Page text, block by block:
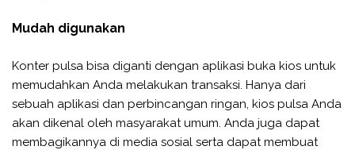
Mudah digunakan
Konter pulsa bisa diganti dengan aplikasi buka kios untuk
memudahkan Anda melakukan transaksi. Hanya dari
sebuah aplikasi dan perbincangan ringan, kios pulsa Anda
akan dikenal oleh masyarakat umum. Anda juga dapat
membagikannya di media sosial serta dapat membuat